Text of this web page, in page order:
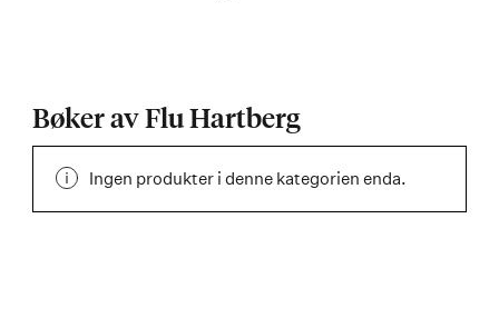
Bøker av Flu Hartberg
Ingen produkter i denne kategorien enda.